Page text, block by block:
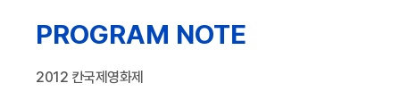
PROGRAM NOTE
2012 칸국제영화제